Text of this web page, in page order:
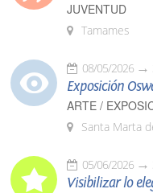
JUVENTUD
Tamames
08/05/2026
Exposición
ARTE /
Santa Marta
05/06/2026
Visibilizar lo